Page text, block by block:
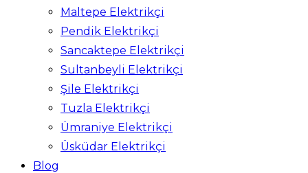
Maltepe Elektrikçi
Pendik Elektrikçi
Sancaktepe Elektrikçi
Sultanbeyli Elektrikçi
Şile Elektrikçi
Tuzla Elektrikçi
Ümraniye Elektrikçi
Üsküdar Elektrikçi
Blog